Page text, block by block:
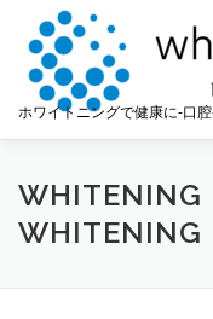
ホワイトニングで健康に-口
WHITENING
WHITENING